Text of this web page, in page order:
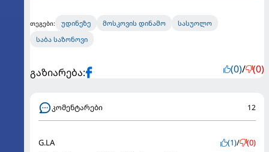
თეგები: უდინეზე მოსკოვის დინამო
სასუოლო
საბა საზონოვი
გაზიარება: (0)/ (0)
კომენტარები 12
G.LA (1)/ (0)